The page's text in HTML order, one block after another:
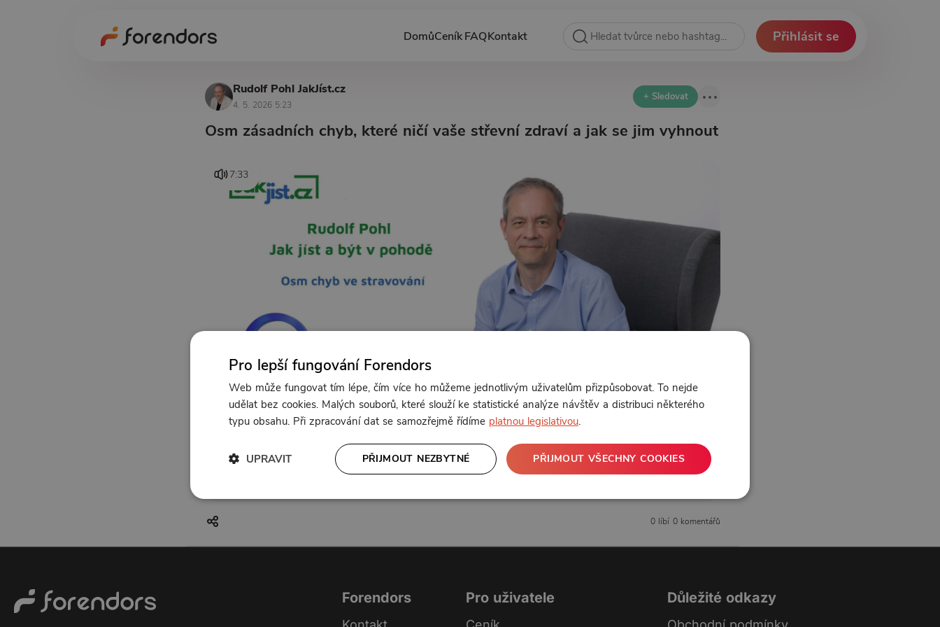
DomůCeníkFAQKontakt Přihlásit se
Rudolf Pohl JakJíst.cz
4. 5. 2026 5:23
+ Sledovat
Osm zásadních chyb, které ničí vaše střevní zdraví a jak se jim vyhnout
7:33
Od 150 Kč měsíčně nebo 39 Kč jednorázově
Zřídit předplatné Koupit příspěvek
0 líbí 0 komentářů
Forendors Pro uživatele Důležité odkazy
Pro lepší fungování Forendors
Web může fungovat tím lépe, čím více ho můžeme jednotlivým uživatelům přizpůsobovat. To nejde
udělat bez cookies. Malých souborů, které slouží ke statistické analýze návštěv a distribuci některého
typu obsahu. Při zpracování dat se samozřejmě řídíme platnou legislativou.
PŘIJMOUT VŠECHNY COOKIES
PŘIJMOUT NEZBYTNÉ
UPRAVIT